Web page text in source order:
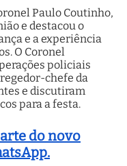
Paulo Coutinho,
e destacou o
e a experiência
O Coronel
policiais
chefe da
e discutiram
para a festa.
do novo